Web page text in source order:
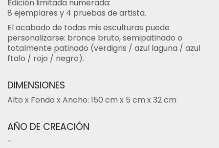
Edición limitada numerada:
8 ejemplares y 4 pruebas de artista.
El acabado de todas mis esculturas puede
personalizarse: bronce bruto, semipatinado o
totalmente patinado (verdigris / azul laguna / azul
ftalo / rojo / negro).
DIMENSIONES
Alto x Fondo x Ancho: 150 cm x 5 cm x 32 cm
AÑO DE CREACIÓN
-